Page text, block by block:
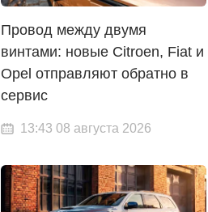
Провод между двумя
винтами: новые Citroen, Fiat и
Opel отправляют обратно в
сервис
13:43 08 августа 2026